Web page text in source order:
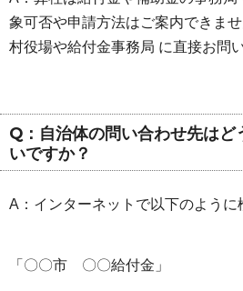
象可否や申請方法はご案内できま
村役場や給付金事務局 に直接お問
Q：自治体の問い合わせ先はど
いですか？
A：インターネットで以下のように
「〇〇市 〇〇給付金」